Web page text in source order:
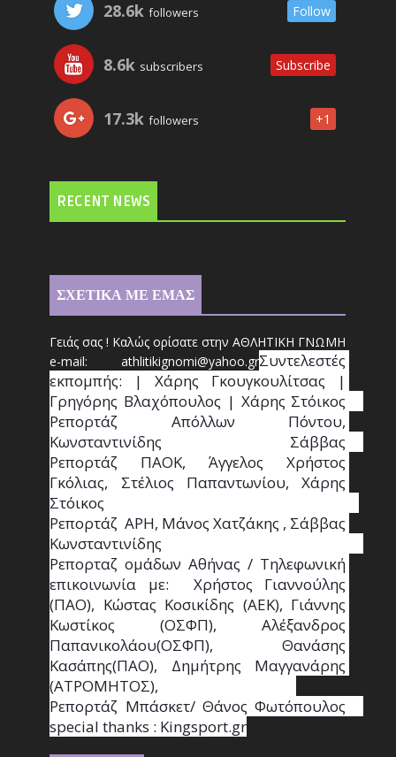
28.6k followers Follow
8.6k subscribers Subscribe
17.3k followers +1
RECENT NEWS
ΣΧΕΤΙΚΑ ΜΕ ΕΜΑΣ
Γειάς σας ! Καλώς ορίσατε στην ΑΘΛΗΤΙΚΗ ΓΝΩΜΗ
e-mail: athlitikignomi@yahoo.grΣυντελεστές
εκπομπής: | Χάρης Γκουγκουλίτσας |
Γρηγόρης Βλαχόπουλος | Χάρης Στόικος
Ρεπορτάζ Απόλλων Πόντου,
Κωνσταντινίδης   Σάββας
Ρεπορτάζ ΠΑΟΚ, Άγγελος Χρήστος
Γκόλιας, Στέλιος Παπαντωνίου, Χάρης
Στόικος
Ρεπορτάζ  ΑΡΗ, Μάνος Χατζάκης , Σάββας
Κωνσταντινίδης
Ρεπορταζ ομάδων Αθήνας / Τηλεφωνική
επικοινωνία με:  Χρήστος Γιαννούλης
(ΠΑΟ), Κώστας Κοσικίδης (ΑΕΚ), Γιάννης
Κωστίκος (ΟΣΦΠ), Αλέξανδρος
Παπανικολάου(ΟΣΦΠ), Θανάσης
Κασάπης(ΠΑΟ), Δημήτρης Μαγγανάρης
(ΑΤΡΟΜΗΤΟΣ),
Ρεπορτάζ Μπάσκετ/ Θάνος Φωτόπουλος
special thanks : Κingsport.gr